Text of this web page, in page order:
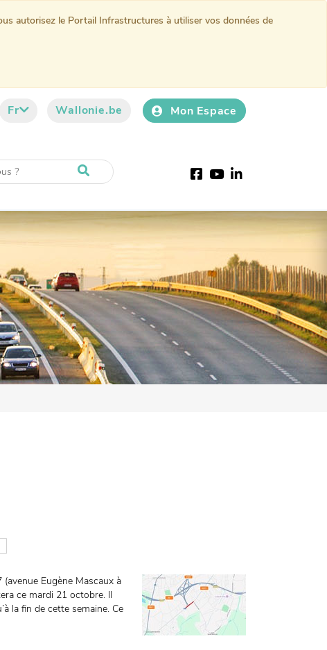
Fr Wallonie.be Mon Espace
Facebook
YoutubeLinkedIn
Eugène Mascaux à
ce mardi 21 octobre. Il
la fin de cette semaine. Ce
autorisez le Portail Infrastructures à utiliser vos données de